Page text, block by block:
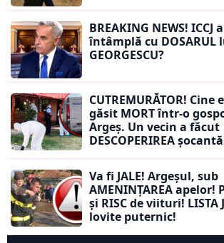
BREAKING NEWS! ICCJ
întâmplă cu DOSARUL
GEORGESCU?
CUTREMURĂTOR!
găsit MORT într-o
Argeș. Un vecin a făcut
DESCOPERIREA
Va fi JALE! Argeșul, sub
AMENINȚAREA
și RISC de viituri! LISTA
lovite puternic!